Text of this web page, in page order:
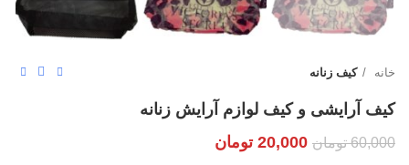
خانه کیف زنانه
کیف آرایشی و کیف لوازم آرایش زنانه
60,000 تومان 20,000 تومان